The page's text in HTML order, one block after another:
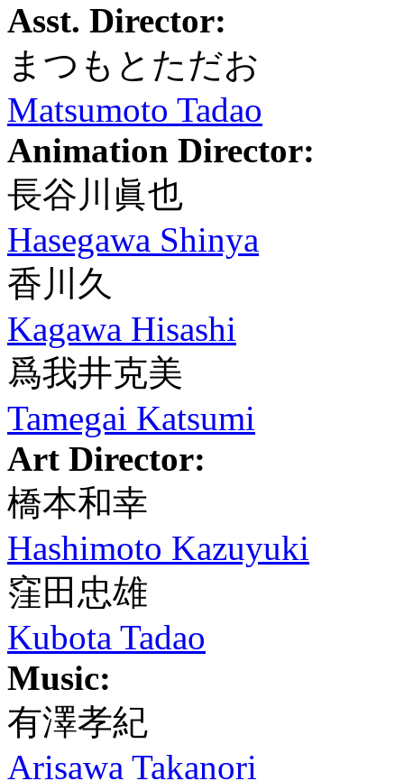
Asst. Director:
まつもとただお
Matsumoto Tadao
Animation Director:
長谷川眞也
Hasegawa Shinya
香川久
Kagawa Hisashi
爲我井克美
Tamegai Katsumi
Art Director:
橋本和幸
Hashimoto Kazuyuki
窪田忠雄
Kubota Tadao
Music:
有澤孝紀
Arisawa Takanori